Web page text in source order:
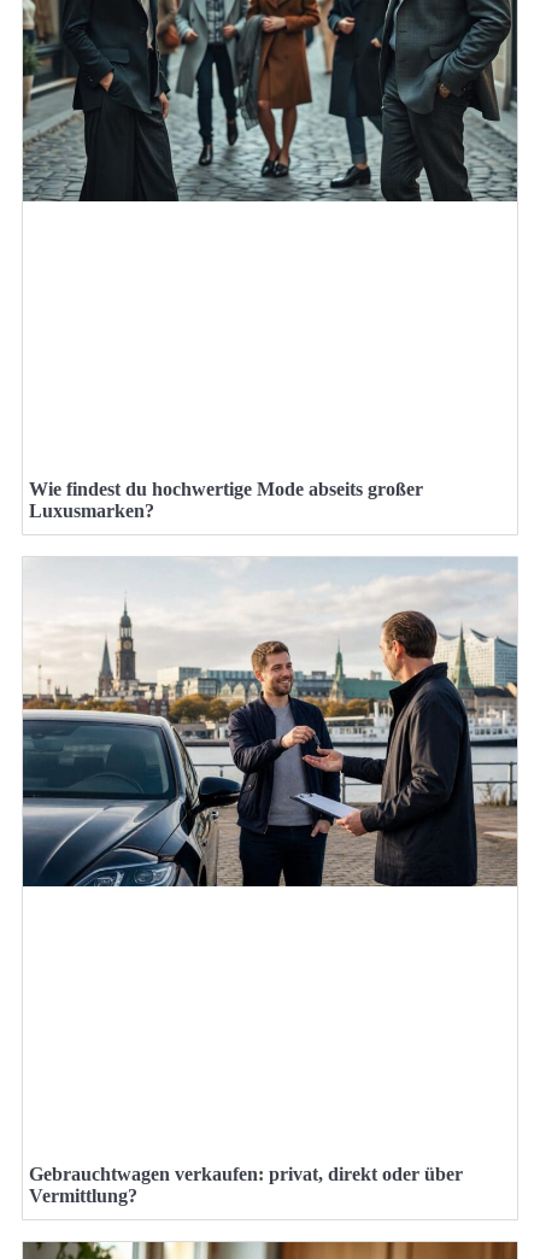
Wie findest du hochwertige Mode abseits großer
Luxusmarken?
Gebrauchtwagen verkaufen: privat, direkt oder über
Vermittlung?